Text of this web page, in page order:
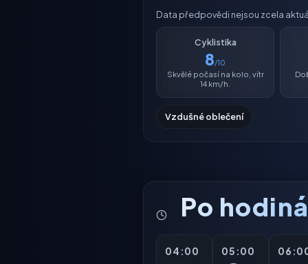
Data předpovědi nejsou zcela
Cyklistika
8/10
Skvělé počasí na kolo, vítr
14 km/h.
Vzdušné oblečení
Po
04:00 05:00